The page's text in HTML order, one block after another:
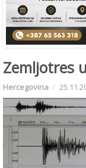
Zemljotres
Hercegovina